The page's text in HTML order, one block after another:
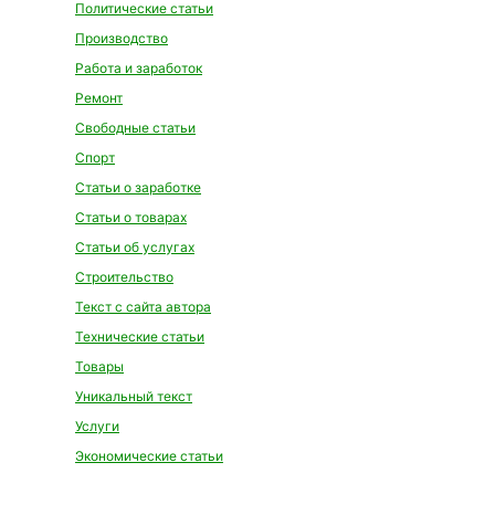
Политические статьи
Производство
Работа и заработок
Ремонт
Свободные статьи
Спорт
Статьи о заработке
Статьи о товарах
Статьи об услугах
Строительство
Текст с сайта автора
Технические статьи
Товары
Уникальный текст
Услуги
Экономические статьи